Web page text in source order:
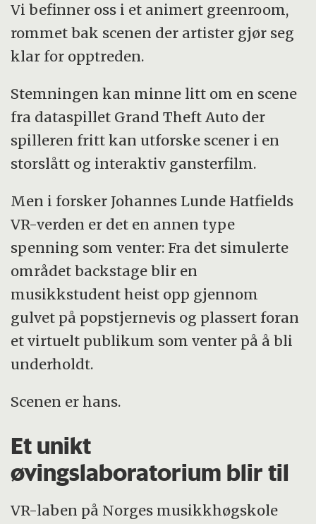
Vi befinner oss i et animert greenroom,
rommet bak scenen der artister gjør seg
klar for opptreden.
Stemningen kan minne litt om en scene
fra dataspillet Grand Theft Auto der
spilleren fritt kan utforske scener i en
storslått og interaktiv gansterfilm.
Men i forsker Johannes Lunde Hatfields
VR-verden er det en annen type
spenning som venter: Fra det simulerte
området backstage blir en
musikkstudent heist opp gjennom
gulvet på popstjernevis og plassert foran
et virtuelt publikum som venter på å bli
underholdt.
Scenen er hans.
Et unikt
øvingslaboratorium blir til
VR-laben på Norges musikkhøgskole